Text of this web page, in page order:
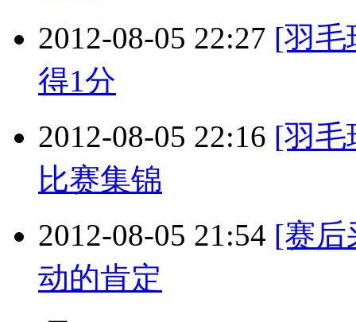
2012-08-05 22:27 [羽毛
得1分
2012-08-05 22:16 [羽毛
比赛集锦
2012-08-05 21:54 [赛后
动的肯定